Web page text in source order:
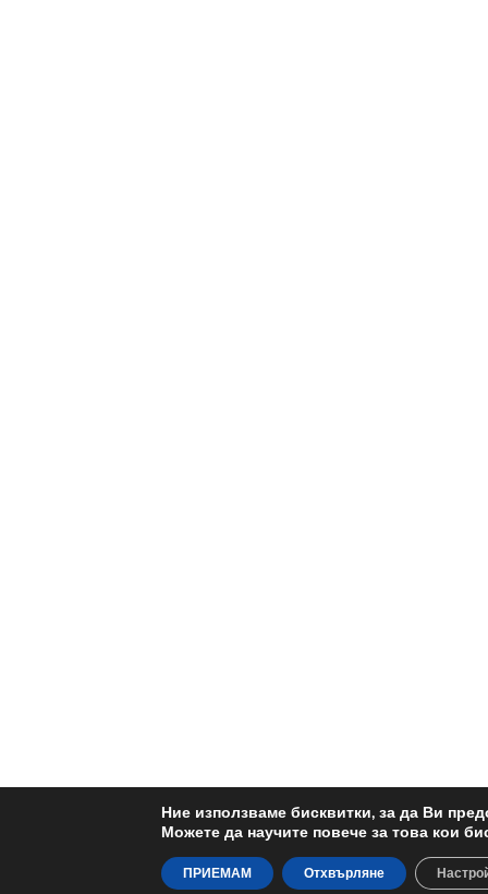
Ние използваме бисквитки, за да Ви
Можете да научите повече за това кои
ПРИЕМАМ Отхвърляне